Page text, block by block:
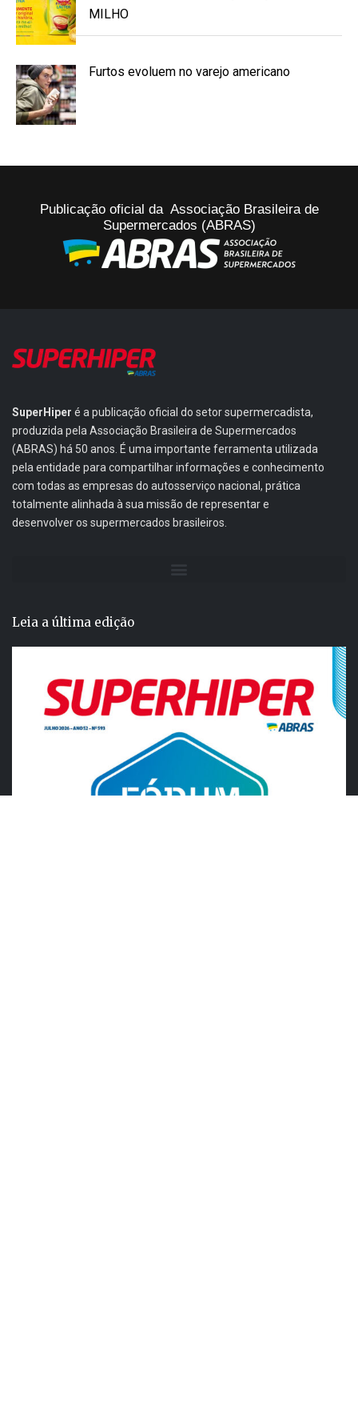
MILHO
Furtos evoluem no varejo americano
Publicação oficial da Associação Brasileira de
Supermercados (ABRAS)
SuperHiper é a publicação oficial do setor supermercadista,
produzida pela Associação Brasileira de Supermercados
(ABRAS) há 50 anos. É uma importante ferramenta utilizada
pela entidade para compartilhar informações e conhecimento
com todas as empresas do autosserviço nacional, prática
totalmente alinhada à sua missão de representar e
desenvolver os supermercados brasileiros.
Leia a última edição